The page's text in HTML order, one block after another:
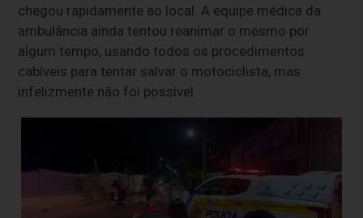
chegou rapidamente ao local. A equipe médica da
ambulância ainda tentou reanimar o mesmo por
algum tempo, usando todos os procedimentos
cabíveis para tentar salvar o motociclista, mas
infelizmente não foi possível.